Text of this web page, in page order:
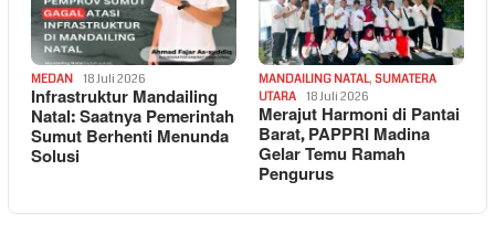
MEDAN 18 Juli 2026
Infrastruktur Mandailing
Natal: Saatnya Pemerintah
Sumut Berhenti Menunda
Solusi
MANDAILING NATAL, SUMATERA
UTARA
18 Juli 2026
Merajut Harmoni di Pantai
Barat, PAPPRI Madina
Gelar Temu Ramah
Pengurus